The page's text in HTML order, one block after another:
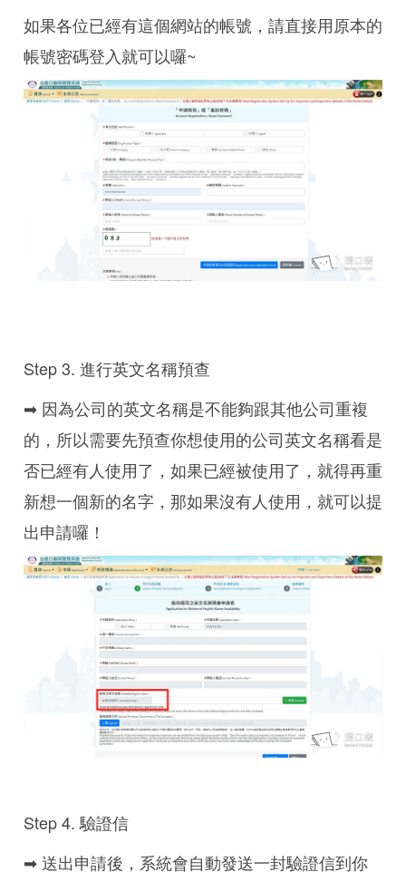
如果各位已經有這個網站的帳號，請直接用原本的
帳號密碼登入就可以囉~
Step 3. 進行英文名稱預查
➡ 因為公司的英文名稱是不能夠跟其他公司重複
的，所以需要先預查你想使用的公司英文名稱看是
否已經有人使用了，如果已經被使用了，就得再重
新想一個新的名字，那如果沒有人使用，就可以提
出申請囉！
Step 4. 驗證信
➡ 送出申請後，系統會自動發送一封驗證信到你